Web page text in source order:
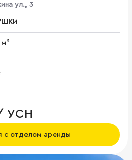
ул., 3
УСН
с отделом аренды